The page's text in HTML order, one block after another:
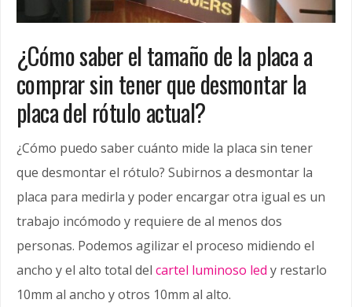
¿Cómo saber el tamaño de la placa a
comprar sin tener que desmontar la
placa del rótulo actual?
¿Cómo puedo saber cuánto mide la placa sin tener
que desmontar el rótulo? Subirnos a desmontar la
placa para medirla y poder encargar otra igual es un
trabajo incómodo y requiere de al menos dos
personas. Podemos agilizar el proceso midiendo el
ancho y el alto total del cartel luminoso led y restarlo
10mm al ancho y otros 10mm al alto.